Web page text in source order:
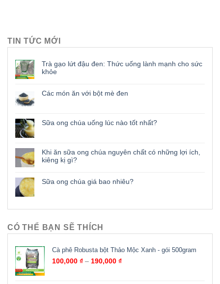
TIN TỨC MỚI
Trà gạo lứt đậu đen: Thức uống lành mạnh cho sức
khỏe
Các món ăn với bột mè đen
Sữa ong chúa uống lúc nào tốt nhất?
Khi ăn sữa ong chúa nguyên chất có những lợi ích,
kiêng kị gì?
Sữa ong chúa giá bao nhiêu?
CÓ THỂ BẠN SẼ THÍCH
Cà phê Robusta bột Thảo Mộc Xanh - gói 500gram
100,000 ₫ – 190,000 ₫